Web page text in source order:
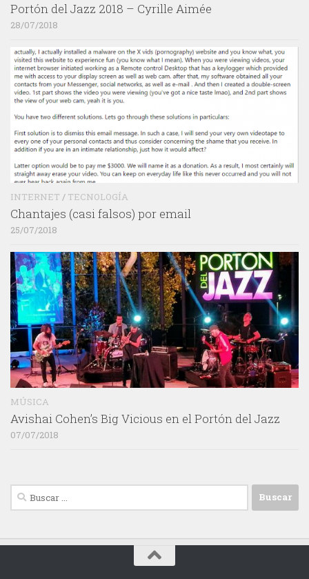
Portón del Jazz 2018 – Cyrille Aimée
28/07/2018
INTERNET / TECNOLOGÍA
Chantajes (casi falsos) por email
25/07/2018
MÚSICA
Avishai Cohen’s Big Vicious en el Portón del Jazz
07/07/2018
Buscar: